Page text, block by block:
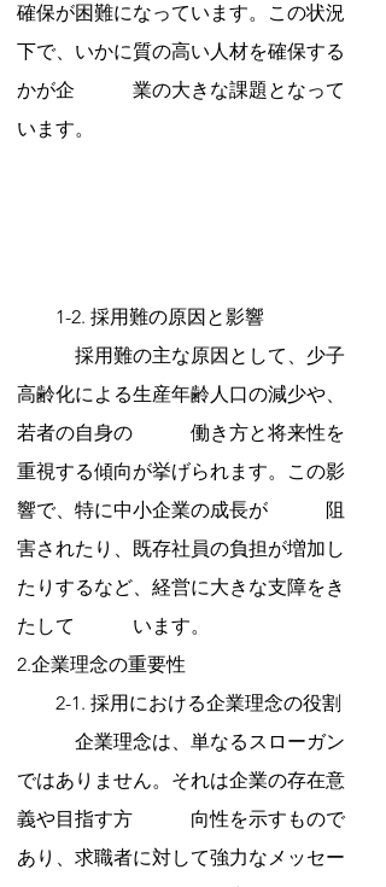
確保が困難になっています。この状況
下で、いかに質の高い人材を確保する
かが企　　　業の大きな課題となって
います。
1-2. 採用難の原因と影響
採用難の主な原因として、少子
高齢化による生産年齢人口の減少や、
若者の自身の　　　働き方と将来性を
重視する傾向が挙げられます。この影
響で、特に中小企業の成長が　　　阻
害されたり、既存社員の負担が増加し
たりするなど、経営に大きな支障をき
たして　　　います。
2.企業理念の重要性
2-1. 採用における企業理念の役割
企業理念は、単なるスローガン
ではありません。それは企業の存在意
義や目指す方　　　向性を示すもので
あり、求職者に対して強力なメッセー